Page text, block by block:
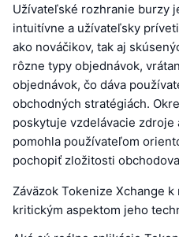
Užívateľské rozhranie burzy
intuitívne a užívateľsky
ako nováčikov, tak aj
rôzne typy objednávok,
objednávok, čo dáva
obchodných stratégiách.
poskytuje vzdelávacie zdroje
pomohla používateľom
pochopiť zložitosti
Záväzok Tokenize Xchange
kritickým aspektom jeho